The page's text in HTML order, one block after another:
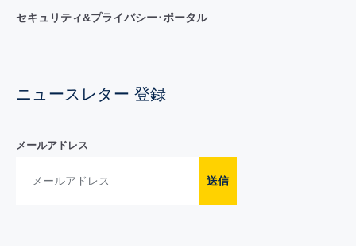
セキュリティ&プライバシー･ポータル
ニュースレター 登録
メールアドレス
送信